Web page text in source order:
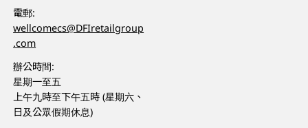
電郵:
wellcomecs@DFIretailgroup
.com
辦公時間:
星期一至五
上午九時至下午五時 (星期六、
日及公眾假期休息)